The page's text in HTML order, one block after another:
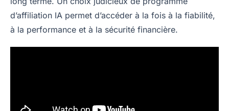
d’affiliation IA permet d’accéder à la fois à la fiabilité,
à la performance et à la sécurité financière.